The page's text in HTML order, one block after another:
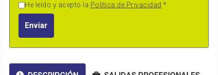
He leído y acepto la Política de Privacidad *
Enviar